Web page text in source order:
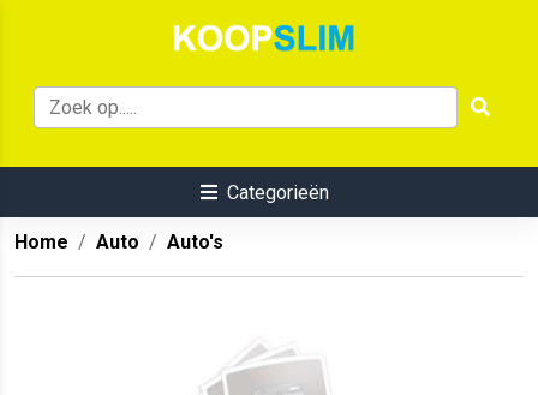
Categorieën
Home Auto Auto's